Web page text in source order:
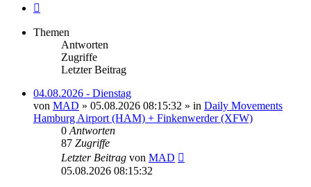
Themen
Antworten
Zugriffe
Letzter Beitrag
04.08.2026 - Dienstag
von MAD » 05.08.2026 08:15:32 » in Daily Movements
Hamburg Airport (HAM) + Finkenwerder (XFW)
0 Antworten
87 Zugriffe
Letzter Beitrag von MAD
05.08.2026 08:15:32